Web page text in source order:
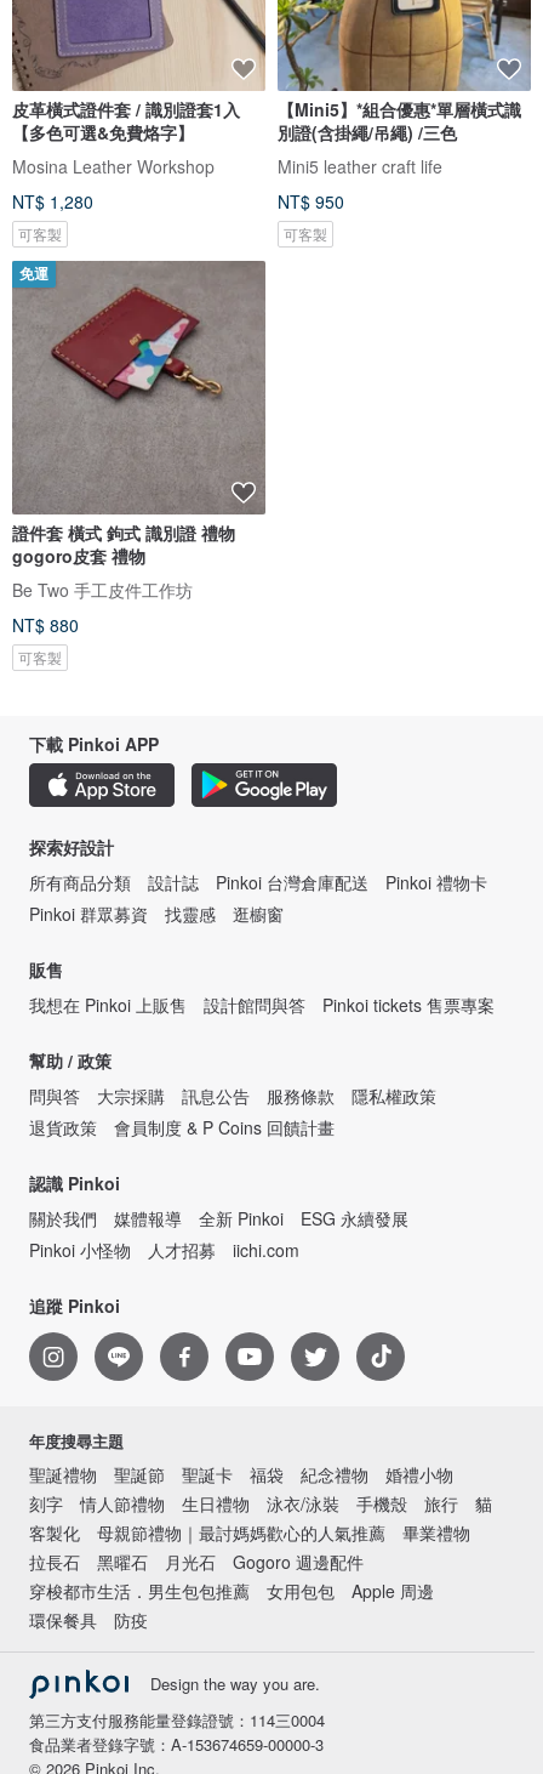
皮革橫式證件套 / 識別證套1入
【多色可選&免費烙字】
Mosina Leather Workshop
NT$ 1,280
可客製
【Mini5】*組合優惠*單層橫式識
別證(含掛繩/吊繩) /三色
Mini5 leather craft life
NT$ 950
可客製
免運
證件套 橫式 鉤式 識別證 禮物
gogoro皮套 禮物
Be Two 手工皮件工作坊
NT$ 880
可客製
下載 Pinkoi APP
探索好設計
所有商品分類
設計誌 Pinkoi 台灣倉庫配送
Pinkoi 禮物卡
Pinkoi 群眾募資
找靈感 逛櫥窗
販售
我想在 Pinkoi 上販售
設計館問與答 Pinkoi tickets 售票專案
幫助 / 政策
問與答
大宗採購 訊息公告 服務條款
隱私權政策
退貨政策
會員制度 & P Coins 回饋計畫
認識 Pinkoi
關於我們
媒體報導 全新 Pinkoi
ESG 永續發展
Pinkoi 小怪物
人才招募 iichi.com
追蹤 Pinkoi
年度搜尋主題
聖誕禮物 聖誕節 聖誕卡 福袋 紀念禮物
婚禮小物
刻字
情人節禮物 生日禮物 泳衣/泳裝 手機殼 旅行
貓
客製化
母親節禮物｜最討媽媽歡心的人氣推薦
畢業禮物
拉長石
黑曜石 月光石
Gogoro 週邊配件
穿梭都市生活．男生包包推薦
女用包包
Apple 周邊
環保餐具
防疫
Design the way you are.
第三方支付服務能量登錄證號：114三0004
食品業者登錄字號：A-153674659-00000-3
© 2026 Pinkoi Inc.